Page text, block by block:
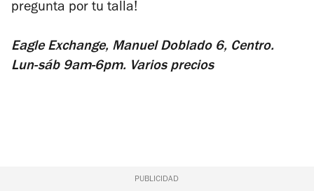
pregunta por tu talla!
Eagle Exchange, Manuel Doblado 6, Centro.
Lun-sáb 9am-6pm. Varios precios
PUBLICIDAD